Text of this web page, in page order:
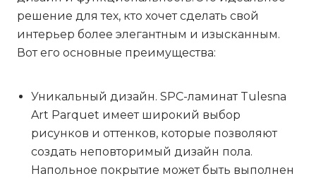
решение для тех, кто хочет сделать свой
интерьер более элегантным и изысканным.
Вот его основные преимущества:
Уникальный дизайн. SPC-ламинат Tulesna
Art Parquet имеет широкий выбор
рисунков и оттенков, которые позволяют
создать неповторимый дизайн пола.
Напольное покрытие может быть выполнен